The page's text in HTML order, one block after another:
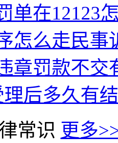
单在12123
怎么走民事
章罚款不交
后多久有
常识 更多